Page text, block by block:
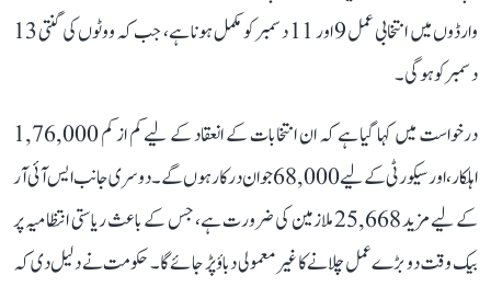
وارڈوں میں انتخابی عمل 9 اور 11 دسمبر کو مکمل ہونا ہے، جب کہ ووٹوں کی گنتی 13
دسمبر کو ہوگی۔
درخواست میں کہا گیا ہے کہ ان انتخابات کے انعقاد کے لیے کم از کم 1,76,000
اہلکار، اور سیکورٹی کے لیے 68,000 جوان درکار ہوں گے۔ دوسری جانب ایس آئی آر
کے لیے مزید 25,668 ملازمین کی ضرورت ہے، جس کے باعث ریاستی انتظامیہ پر
بیک وقت دو بڑے عمل چلانے کا غیر معمولی دباؤ پڑ جائے گا۔ حکومت نے دلیل دی کہ